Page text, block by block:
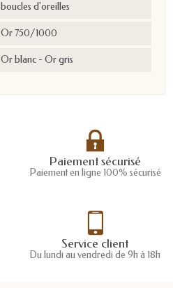
boucles d'oreilles
Or 750/1000
Or blanc - Or gris
Paiement sécurisé
Paiement en ligne 100% sécurisé
Service client
Du lundi au vendredi de 9h à 18h